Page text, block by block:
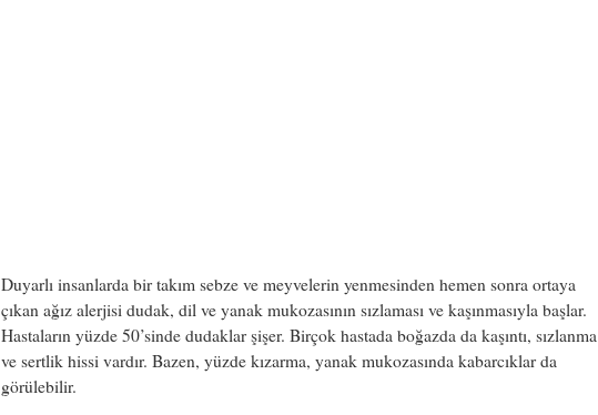
Duyarlı insanlarda bir takım sebze ve meyvelerin yenmesinden hemen sonra ortaya
çıkan ağız alerjisi dudak, dil ve yanak mukozasının sızlaması ve kaşınmasıyla başlar.
Hastaların yüzde 50’sinde dudaklar şişer. Birçok hastada boğazda da kaşıntı, sızlanma
ve sertlik hissi vardır. Bazen, yüzde kızarma, yanak mukozasında kabarcıklar da
görülebilir.